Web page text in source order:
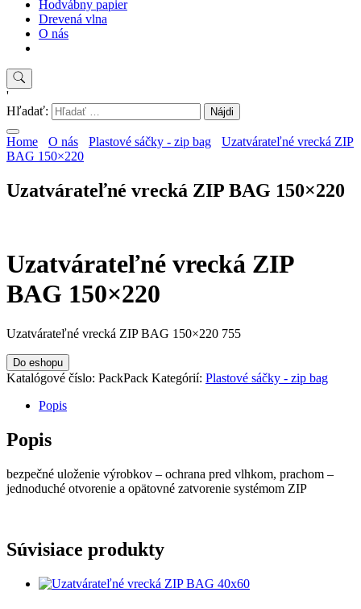
Hodvábny papier
Drevená vlna
O nás
'
Hľadať:
Home O nás Plastové sáčky - zip bag
Uzatvárateľné vrecká ZIP
BAG 150×220
Uzatvárateľné vrecká ZIP BAG 150×220
Uzatvárateľné vrecká ZIP
BAG 150×220
Uzatvárateľné vrecká ZIP BAG 150×220 755
Do eshopu
Katalógové číslo: PackPack Kategórií: Plastové sáčky - zip bag
Popis
Popis
bezpečné uloženie výrobkov – ochrana pred vlhkom, prachom –
jednoduché otvorenie a opätovné zatvorenie systémom ZIP
Súvisiace produkty